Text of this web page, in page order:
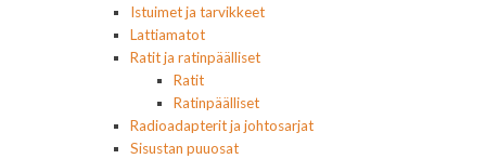
Istuimet ja tarvikkeet
Lattiamatot
Ratit ja ratinpäälliset
Ratit
Ratinpäälliset
Radioadapterit ja johtosarjat
Sisustan puuosat